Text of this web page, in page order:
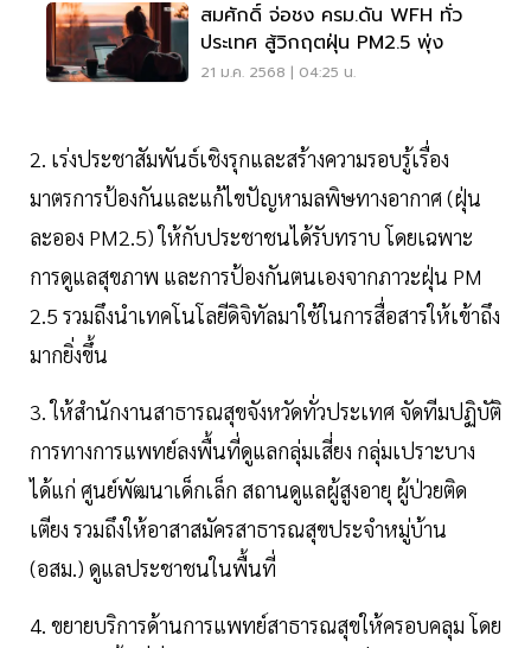
สมศักดิ์ จ่อชง ครม.ดัน WFH ทั่ว
ประเทศ สู้วิกฤตฝุ่น PM2.5 พุ่ง
21 ม.ค. 2568 | 04:25 น.
2. เร่งประชาสัมพันธ์เชิงรุกและสร้างความรอบรู้เรื่อง
มาตรการป้องกันและแก้ไขปัญหามลพิษทางอากาศ (ฝุ่น
ละออง PM2.5) ให้กับประชาชนได้รับทราบ โดยเฉพาะ
การดูแลสุขภาพ และการป้องกันตนเองจากภาวะฝุ่น PM
2.5 รวมถึงนำเทคโนโลยีดิจิทัลมาใช้ในการสื่อสารให้เข้าถึง
มากยิ่งขึ้น
3. ให้สำนักงานสาธารณสุขจังหวัดทั่วประเทศ จัดทีมปฏิบัติ
การทางการแพทย์ลงพื้นที่ดูแลกลุ่มเสี่ยง กลุ่มเปราะบาง
ได้แก่ ศูนย์พัฒนาเด็กเล็ก สถานดูแลผู้สูงอายุ ผู้ป่วยติด
เตียง รวมถึงให้อาสาสมัครสาธารณสุขประจำหมู่บ้าน
(อสม.) ดูแลประชาชนในพื้นที่
4. ขยายบริการด้านการแพทย์สาธารณสุขให้ครอบคลุม โดย